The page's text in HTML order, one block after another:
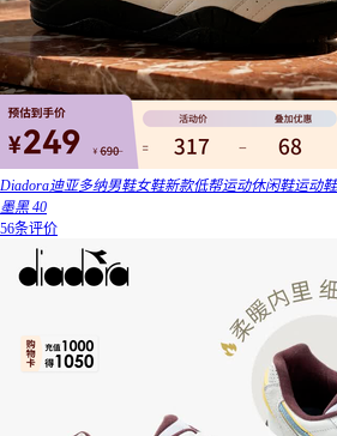
Diadora迪亚多纳男鞋女鞋新款低帮运动休闲鞋运动
墨黑 40
56条评价